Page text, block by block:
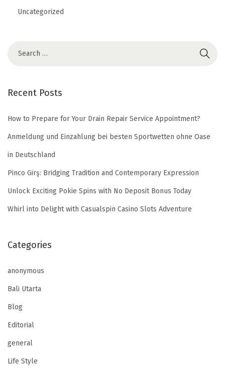
Uncategorized
Recent Posts
How to Prepare for Your Drain Repair Service Appointment?
Anmeldung und Einzahlung bei besten Sportwetten ohne Oase
in Deutschland
Pinco Girş: Bridging Tradition and Contemporary Expression
Unlock Exciting Pokie Spins with No Deposit Bonus Today
Whirl into Delight with Casualspin Casino Slots Adventure
Categories
anonymous
Bali Utarta
Blog
Editorial
general
Life Style